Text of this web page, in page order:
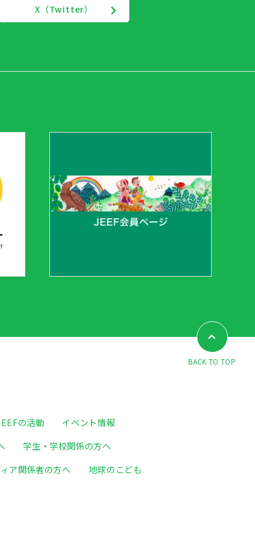
X（Twitter）
BACK TO TOP
の活動
イベント情報
学生・学校関係の方へ
ア関係者の方へ
地球のこども